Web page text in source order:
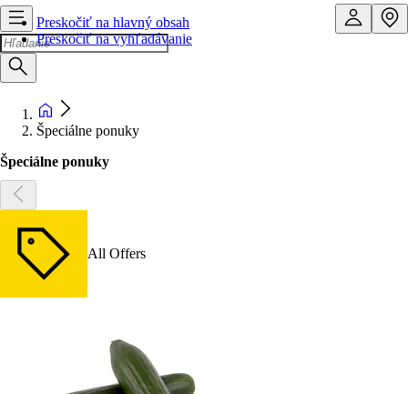
Preskočiť na hlavný obsah
Preskočiť na vyhľadávanie
Špeciálne ponuky
Špeciálne ponuky
All Offers